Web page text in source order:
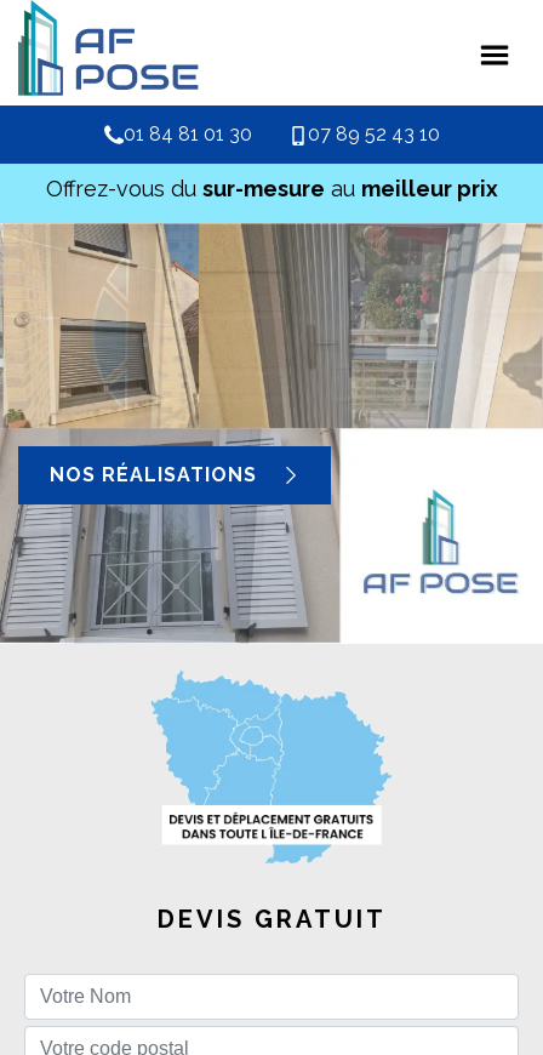
01 84 81 01 30 07 89 52 43 10
Offrez-vous du sur-mesure au meilleur prix
NOS RÉALISATIONS
DEVIS GRATUIT